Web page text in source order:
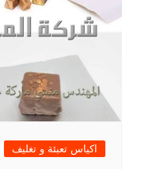
اكياس تعبئة و تغليف